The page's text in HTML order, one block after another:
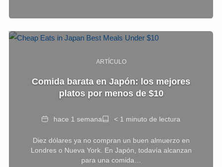
ARTÍCULO
Comida barata en Japón: los mejores
platos por menos de $10
Fechahace 1 semanaTiempo
lectura
< 1 minuto de lectura
Diez dólares ya no compran un buen almuerzo en
Londres o Nueva York. En Japón, todavía alcanzan
para una comida…